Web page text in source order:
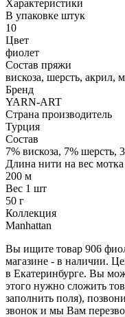
Характеристики
В упаковке штук
10
Цвет
фиолет
Состав пряжи
вискоза, шерсть, акрил,
Бренд
YARN-ART
Страна производитель
Турция
Состав
7% вискоза, 7% шерсть,
Длина нити на вес мотка
200 м
Вес 1 шт
50 г
Коллекция
Manhattan
Вы ищите товар 906
магазине - в наличии.
в Екатеринбурге. Вы
этого нужно сложить
заполнить поля),
звонок и мы Вам